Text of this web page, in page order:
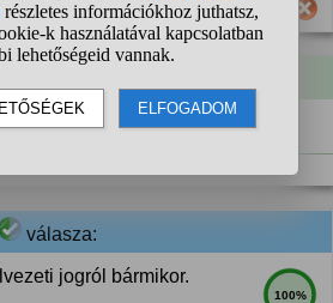
számodra ez a válasz?
válasza:
100%
jogról bármikor.